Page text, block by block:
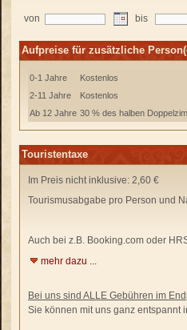
von bis
Aufpreise für zusätzliche
0-1 Jahre
Kostenlos
2-11 Jahre
Kostenlos
Ab 12 Jahre 30 % des halben
Touristentaxe
Im Preis nicht inklusive: 2,60 €
Tourismusabgabe pro Person und
Auch bei z.B. Booking.com oder
mehr dazu ...
Bei uns sind ALLE Gebühren im
Sie können mit uns ganz entspannt